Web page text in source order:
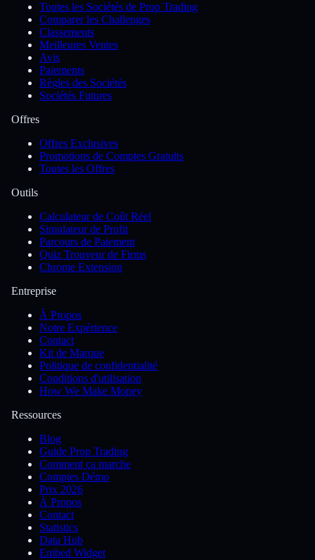
Toutes les Sociétés de Prop Trading
Comparer les Challenges
Classements
Meilleures Ventes
Avis
Paiements
Règles des Sociétés
Sociétés Futures
Offres
Offres Exclusives
Promotions de Comptes Gratuits
Toutes les Offres
Outils
Calculateur de Coût Réel
Simulateur de Profit
Parcours de Paiement
Quiz Trouveur de Firms
Chrome Extension
Entreprise
À Propos
Notre Expérience
Contact
Kit de Marque
Politique de confidentialité
Conditions d'utilisation
How We Make Money
Ressources
Blog
Guide Prop Trading
Comment ça marche
Comptes Démo
Prix 2026
À Propos
Contact
Statistics
Data Hub
Embed Widget